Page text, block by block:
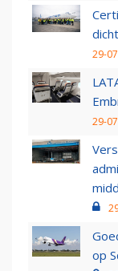
29-
29-
op